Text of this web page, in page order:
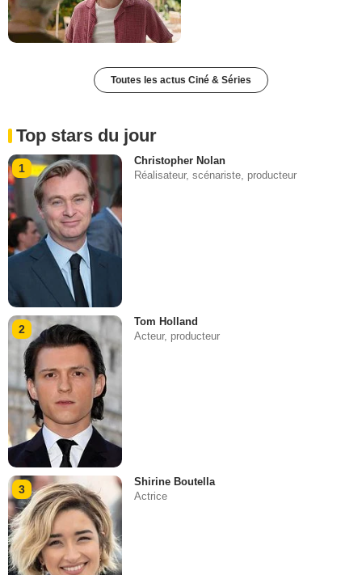
Toutes les actus Ciné & Séries
Top stars du jour
1
Christopher Nolan
Réalisateur, scénariste, producteur
2
Tom Holland
Acteur, producteur
3
Shirine Boutella
Actrice